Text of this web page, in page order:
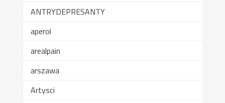
ANTRYDEPRESANTY
aperol
arealpain
arszawa
Artysci